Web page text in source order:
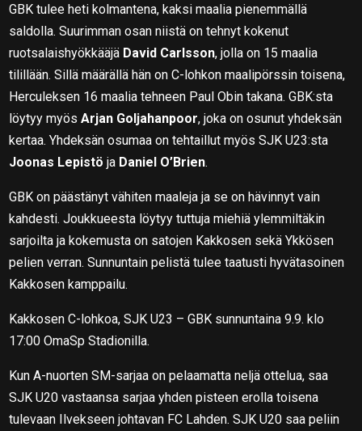
GBK tulee heti kolmantena, kaksi maalia pienemmällä
saldolla. Suurimman osan niistä on tehnyt kokenut
ruotsalaishyökkääjä David Carlsson, jolla on 15 maalia
tilillään. Sillä määrällä hän on C-lohkon maalipörssin toisena,
Herculeksen 16 maalia tehneen Paul Obin takana. GBK:sta
löytyy myösArjan Goljahanpoor, joka on osunut yhdeksän
kertaa. Yhdeksän osumaa on tehtaillut myös SJK U23:sta
Joonas Lepistö ja Daniel O’Brien.
GBK on päästänyt vähiten maaleja ja se on hävinnyt vain
kahdesti. Joukkueesta löytyy tuttuja miehiä ylemmiltäkin
sarjoilta ja kokemusta on satojen Kakkosen sekä Ykkösen
pelien verran. Sunnuntain pelistä tulee taatusti hyvätasoinen
Kakkosen kamppailu.
Kakkosen C-lohkoa, SJK U23 – GBK sunnuntaina 9.9. klo
17:00 OmaSp Stadionilla.
Kun A-nuorten SM-sarjaa on pelaamatta neljä ottelua, saa
SJK U20 vastaansa sarjaa yhden pisteen erolla toisena
tulevaan Ilvekseen johtavan FC Lahden. SJK U20 saa peliin